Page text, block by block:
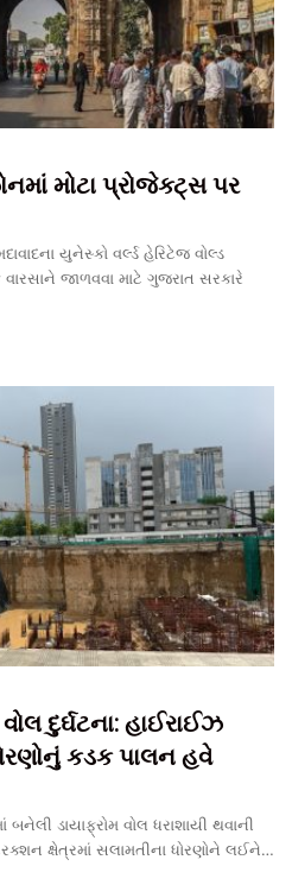
મોટા પ્રોજેક્ટ્સ પર
યુનેસ્કો વર્લ્ડ હેરિટેજ વોલ્ડ
જાળવવા માટે ગુજરાત સરકારે
દુર્ઘટના: હાઈરાઈઝ
કડક પાલન હવે
ડાયાફ્રોમ વોલ ધરાશાયી થવાની
ક્ષેત્રમાં સલામતીના ધોરણોને લઈને…